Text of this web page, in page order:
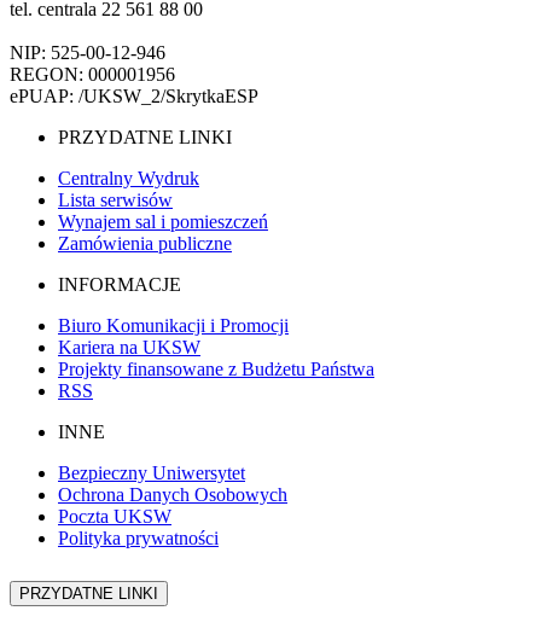
tel. centrala 22 561 88 00
NIP: 525-00-12-946
REGON: 000001956
ePUAP: /UKSW_2/SkrytkaESP
PRZYDATNE LINKI
Centralny Wydruk
Lista serwisów
Wynajem sal i pomieszczeń
Zamówienia publiczne
INFORMACJE
Biuro Komunikacji i Promocji
Kariera na UKSW
Projekty finansowane z Budżetu Państwa
RSS
INNE
Bezpieczny Uniwersytet
Ochrona Danych Osobowych
Poczta UKSW
Polityka prywatności
PRZYDATNE LINKI